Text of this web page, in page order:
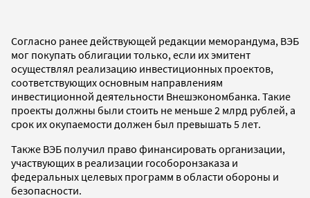
Согласно ранее действующей редакции меморандума, ВЭБ
мог покупать облигации только, если их эмитент
осуществлял реализацию инвестиционных проектов,
соответствующих основным направлениям
инвестиционной деятельности Внешэкономбанка. Такие
проекты должны были стоить не меньше 2 млрд рублей, а
срок их окупаемости должен был превышать 5 лет.
Также ВЭБ получил право финансировать организации,
участвующих в реализации гособоронзаказа и
федеральных целевых программ в области обороны и
безопасности.